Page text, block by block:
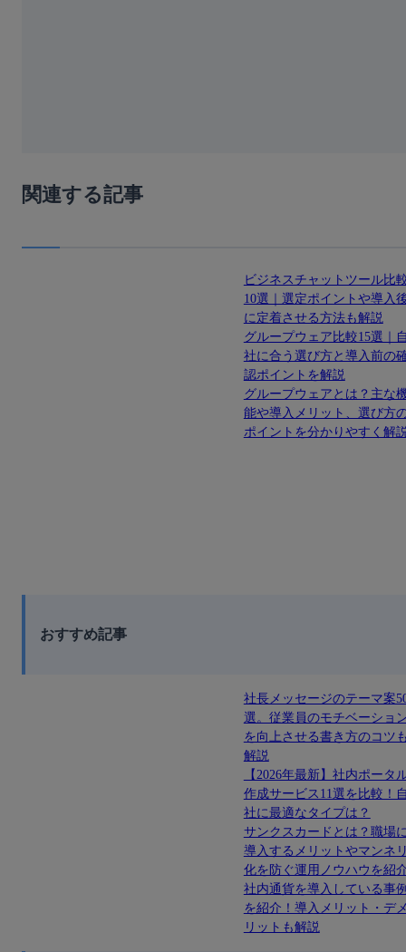
関連する記事
ビジネスチャットツール比
10選｜選定ポイントや導入
に定着させる方法も解説
グループウェア比較15選｜
社に合う選び方と導入前の
認ポイントを解説
グループウェアとは？主な
能や導入メリット、選び方
ポイントを分かりやすく解
おすすめ記事
社長メッセージのテーマ案
選。従業員のモチベーショ
を向上させる書き方のコツ
解説
【2026年最新】社内ポータ
作成サービス11選を比較！
社に最適なタイプは？
サンクスカードとは？職場
導入するメリットやマンネ
化を防ぐ運用ノウハウを紹
社内通貨を導入している事
を紹介！導入メリット・デ
リットも解説